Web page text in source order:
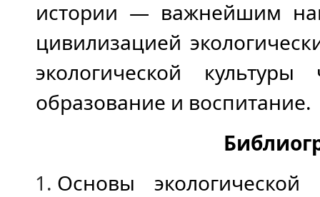
истории — важнейшим
цивилизацией
экологической культуры
образование и воспитание.
Основы